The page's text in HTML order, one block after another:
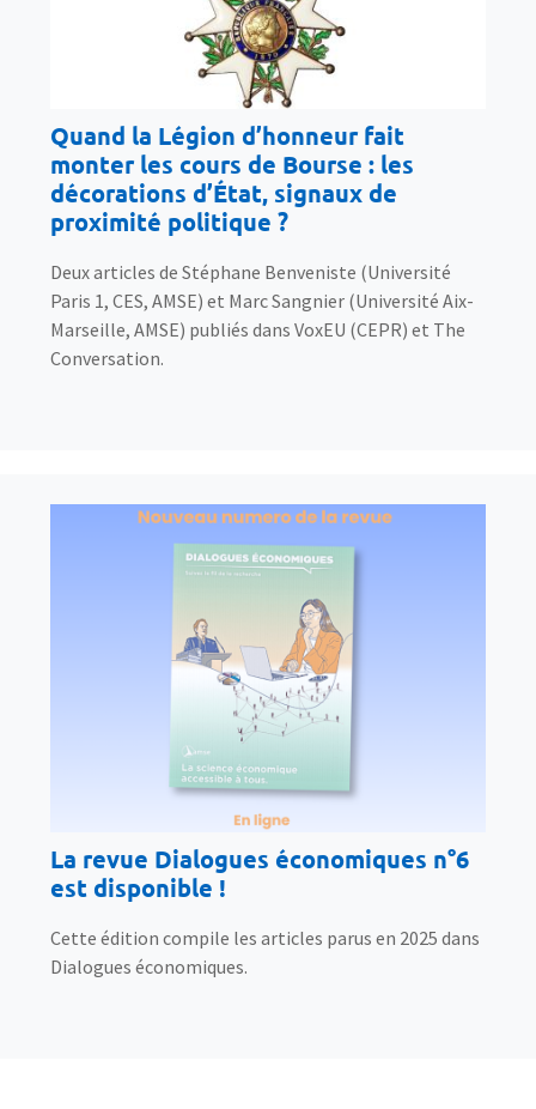
Quand la Légion d’honneur fait
monter les cours de Bourse : les
décorations d’État, signaux de
proximité politique ?
Deux articles de Stéphane Benveniste (Université
Paris 1, CES, AMSE) et Marc Sangnier (Université Aix-
Marseille, AMSE) publiés dans VoxEU (CEPR) et The
Conversation.
La revue Dialogues économiques n°6
est disponible !
Cette édition compile les articles parus en 2025 dans
Dialogues économiques.